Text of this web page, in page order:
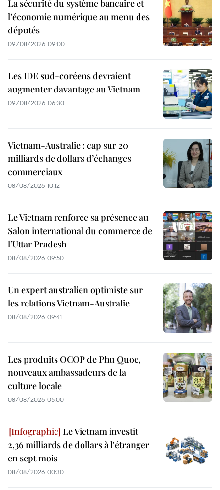
La sécurité du système bancaire et
l’économie numérique au menu des
députés
09/08/2026 09:00
Les IDE sud-coréens devraient
augmenter davantage au Vietnam
09/08/2026 06:30
Vietnam-Australie : cap sur 20
milliards de dollars d’échanges
commerciaux
08/08/2026 10:12
Le Vietnam renforce sa présence au
Salon international du commerce de
l’Uttar Pradesh
08/08/2026 09:50
Un expert australien optimiste sur
les relations Vietnam-Australie
08/08/2026 09:41
Les produits OCOP de Phu Quoc,
nouveaux ambassadeurs de la
culture locale
08/08/2026 05:00
Le Vietnam investit
2,36 milliards de dollars à l'étranger
en sept mois
08/08/2026 00:30